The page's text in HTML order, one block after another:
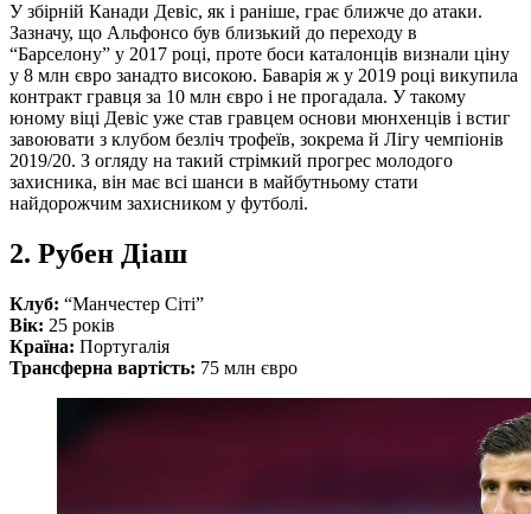
У збірній Канади Девіс, як і раніше, грає ближче до атаки.
Зазначу, що Альфонсо був близький до переходу в
“Барселону” у 2017 році, проте боси каталонців визнали ціну
у 8 млн євро занадто високою. Баварія ж у 2019 році викупила
контракт гравця за 10 млн євро і не прогадала. У такому
юному віці Девіс уже став гравцем основи мюнхенців і встиг
завоювати з клубом безліч трофеїв, зокрема й Лігу чемпіонів
2019/20. З огляду на такий стрімкий прогрес молодого
захисника, він має всі шанси в майбутньому стати
найдорожчим захисником у футболі.
2. Рубен Діаш
Клуб: “Манчестер Сіті”
Вік: 25 років
Країна: Португалія
Трансферна вартість: 75 млн євро